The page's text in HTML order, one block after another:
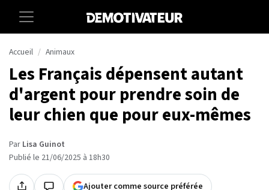
Accueil Animaux
Les Français dépensent autant
d'argent pour prendre soin de
leur chien que pour eux-mêmes
Par Lisa Guinot
Publié le 21/06/2025 à 18h30
Ajouter comme source préférée